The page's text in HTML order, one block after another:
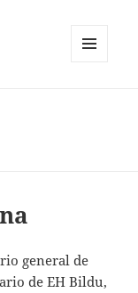
general de
de EH Bildu,